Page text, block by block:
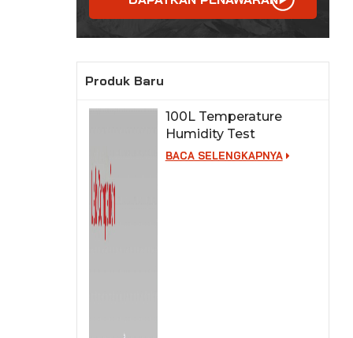
Produk Baru
100L Temperature
Humidity Test
Chamber for Lab
BACA SELENGKAPNYA